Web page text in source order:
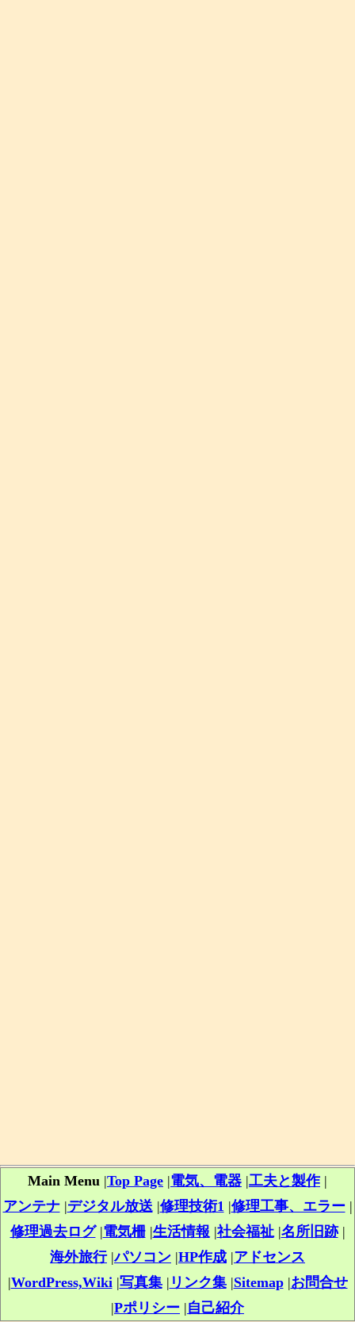
Main Menu |Top Page |電気、電器 |工夫と製作|
アンテナ|デジタル放送|修理技術1 |修理工事、エラー|
修理過去ログ|電気柵|生活情報 |社会福祉|名所旧跡|
海外旅行|パソコン |HP作成 |アドセンス
|WordPress,Wiki|写真集| リンク集|Sitemap|お問合せ
|Pポリシー |自己紹介